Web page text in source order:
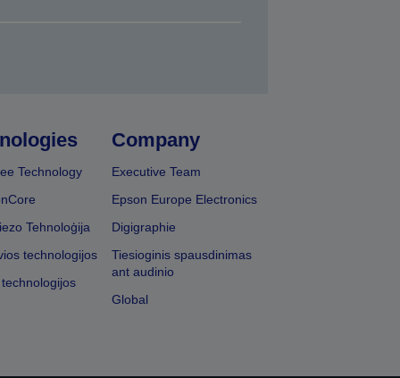
Technology
Tehnoloģija
technologijos
Company
Executive Team
Epson Europe Electronics
Digigraphie
Tiesioginis spausdinimas
ant audinio
Global